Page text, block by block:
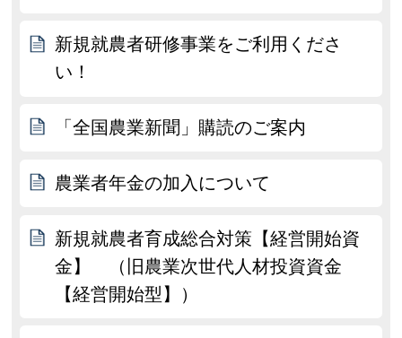
新規就農者研修事業をご利用くださ
い！
「全国農業新聞」購読のご案内
農業者年金の加入について
新規就農者育成総合対策【経営開始資
金】 （旧農業次世代人材投資資金
【経営開始型】）